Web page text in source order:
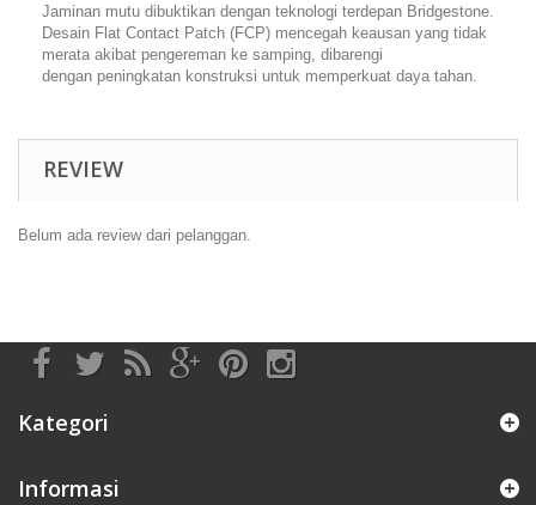
Jaminan mutu dibuktikan dengan teknologi terdepan Bridgestone.
Desain Flat Contact Patch (FCP) mencegah keausan yang tidak
merata akibat pengereman ke samping, dibarengi
dengan peningkatan konstruksi untuk memperkuat daya tahan.
REVIEW
Belum ada review dari pelanggan.
Kategori
Informasi